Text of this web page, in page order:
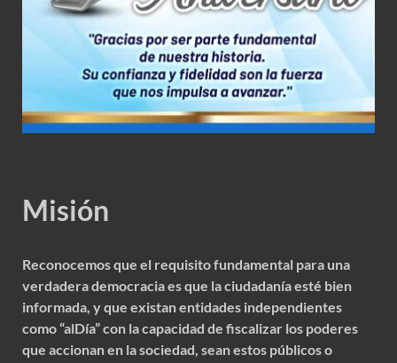
Misión
Reconocemos que el requisito fundamental para una
verdadera democracia es que la ciudadanía esté bien
informada, y que existan entidades independientes
como “alDía” con la capacidad de fiscalizar los poderes
que accionan en la sociedad, sean estos públicos o